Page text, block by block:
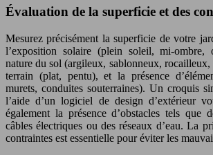
Évaluation de la superficie et des
Mesurez précisément la superficie de votre
l’exposition solaire (plein soleil, mi-ombre,
nature du sol (argileux, sablonneux, rocailleux,
terrain (plat, pentu), et la présence
murets, conduites souterraines). Un croquis
l’aide d’un logiciel de design d’extérieur
également la présence d’obstacles tels que
câbles électriques ou des réseaux d’eau. La
contraintes est essentielle pour éviter les